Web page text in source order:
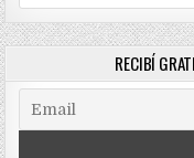
for:
RECIBÍ